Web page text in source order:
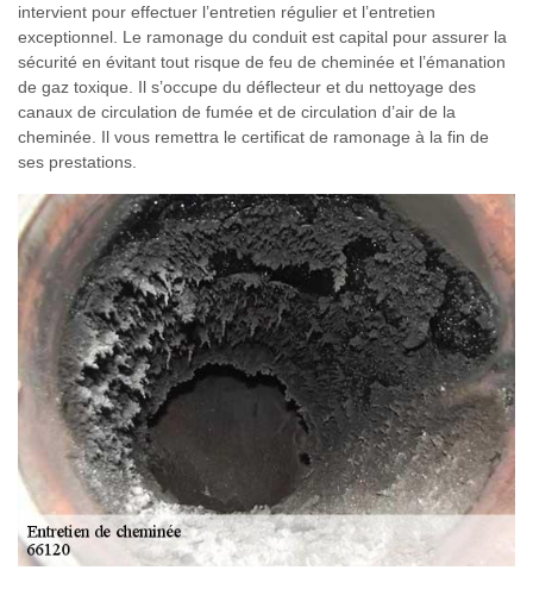
intervient pour effectuer l’entretien régulier et l’entretien
exceptionnel. Le ramonage du conduit est capital pour assurer la
sécurité en évitant tout risque de feu de cheminée et l’émanation
de gaz toxique. Il s’occupe du déflecteur et du nettoyage des
canaux de circulation de fumée et de circulation d’air de la
cheminée. Il vous remettra le certificat de ramonage à la fin de
ses prestations.